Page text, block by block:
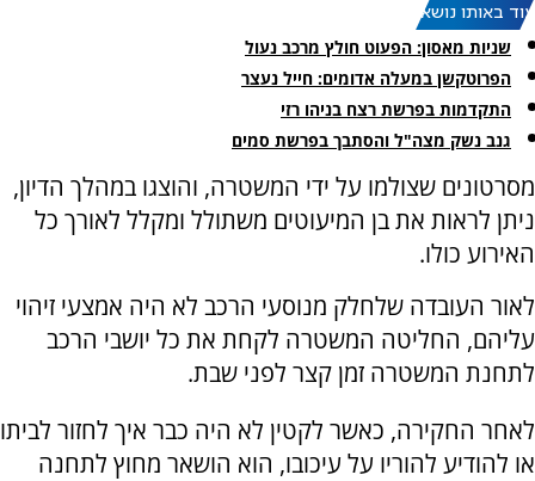
עוד באותו נושא:
שניות מאסון: הפעוט חולץ מרכב נעול
הפרוטקשן במעלה אדומים: חייל נעצר
התקדמות בפרשת רצח בניהו רזי
גנב נשק מצה"ל והסתבך בפרשת סמים
מסרטונים שצולמו על ידי המשטרה, והוצגו במהלך הדיון,
ניתן לראות את בן המיעוטים משתולל ומקלל לאורך כל
האירוע כולו.
לאור העובדה שלחלק מנוסעי הרכב לא היה אמצעי זיהוי
עליהם, החליטה המשטרה לקחת את כל יושבי הרכב
לתחנת המשטרה זמן קצר לפני שבת.
לאחר החקירה, כאשר לקטין לא היה כבר איך לחזור לביתו
או להודיע להוריו על עיכובו, הוא הושאר מחוץ לתחנה